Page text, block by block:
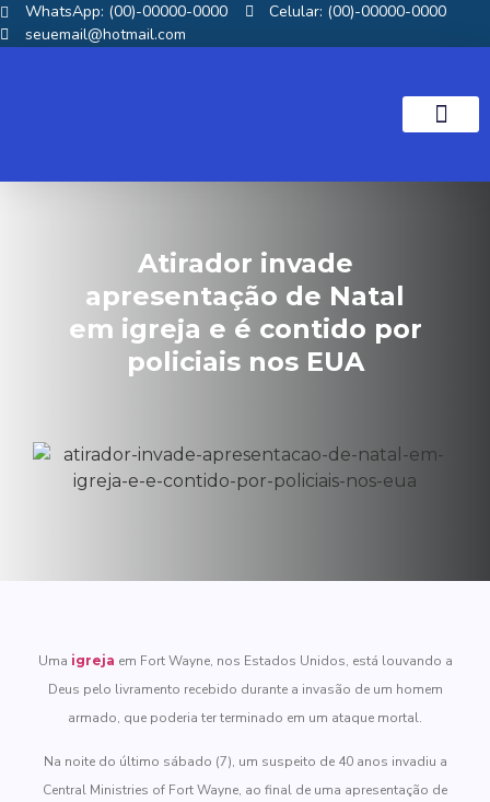
WhatsApp: (00)-00000-0000
Celular: (00)-00000-0000
seuemail@hotmail.com
Atirador invade
apresentação de Natal
em igreja e é contido por
policiais nos EUA
Uma igreja em Fort Wayne, nos Estados Unidos, está louvando a
Deus pelo livramento recebido durante a invasão de um homem
armado, que poderia ter terminado em um ataque mortal.
Na noite do último sábado (7), um suspeito de 40 anos invadiu a
Central Ministries of Fort Wayne, ao final de uma apresentação de